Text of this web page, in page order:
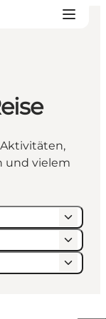
und vielem